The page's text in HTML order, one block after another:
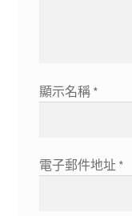
顯示名稱 *
電子郵件地址 *